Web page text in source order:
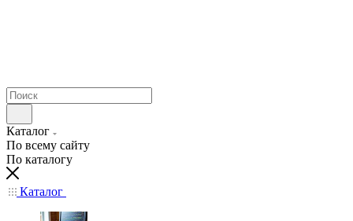
Каталог
По всему сайту
По каталогу
Каталог